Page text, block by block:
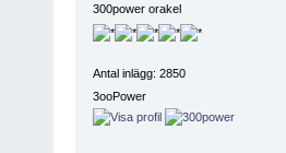
300power orakel
Antal inlägg: 2850
3ooPower